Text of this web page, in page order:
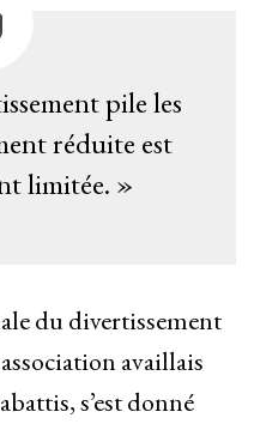
pile les
réduite est
limitée. »
du divertissement
availlais
s’est donné